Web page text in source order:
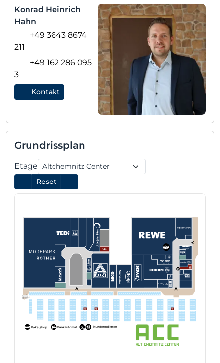
Konrad Heinrich
Hahn
+49 3643 8674
211
+49 162 286 095
3
Kontakt
Grundrissplan
Etage
Reset